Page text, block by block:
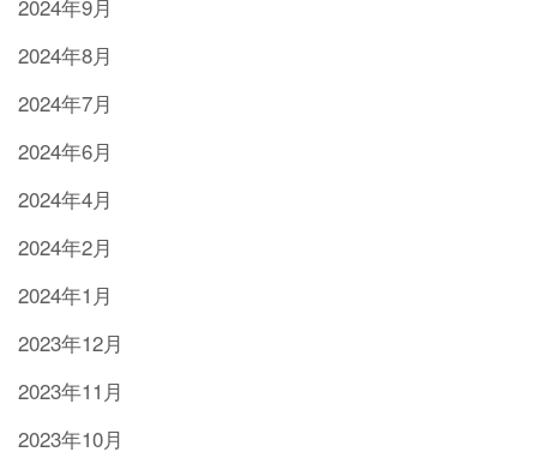
2024年9月
2024年8月
2024年7月
2024年6月
2024年4月
2024年2月
2024年1月
2023年12月
2023年11月
2023年10月